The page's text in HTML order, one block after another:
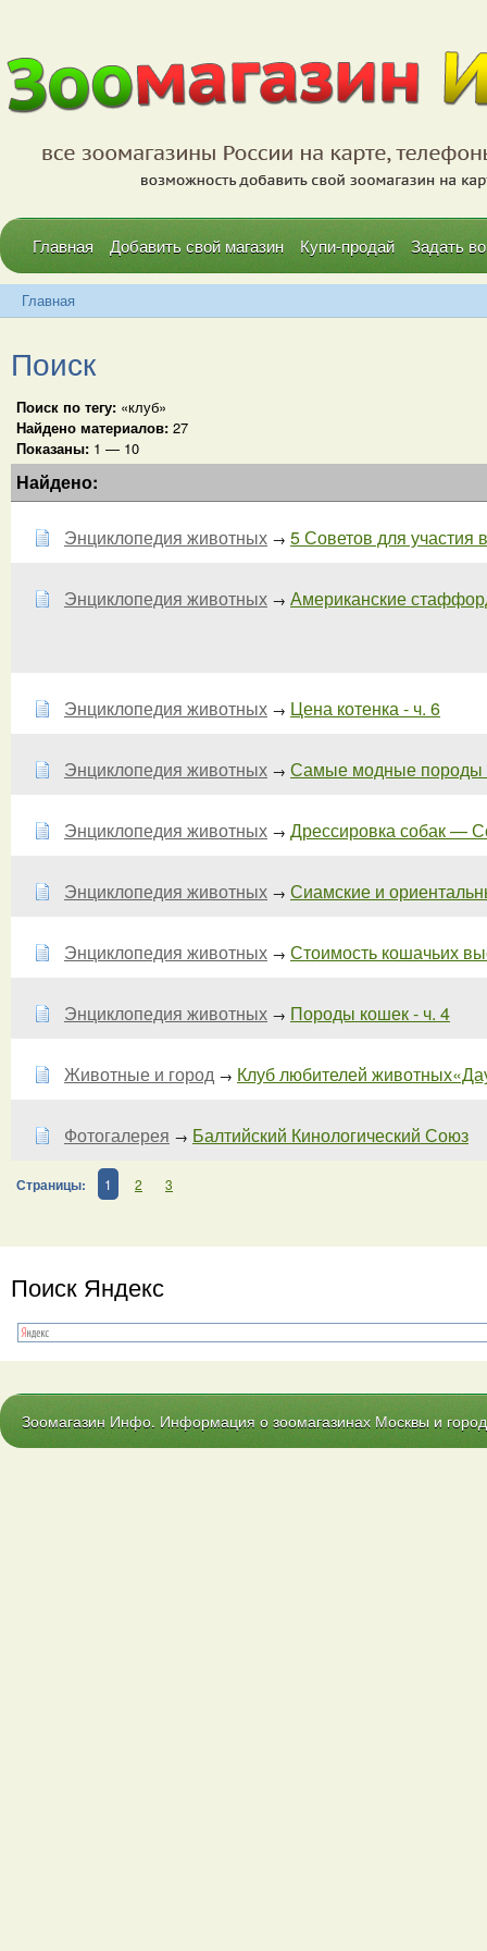
Главная Добавить свой магазин Купи-продай Задать
Главная
Поиск
Поиск по тегу: «клуб»
Найдено материалов: 27
Показаны: 1 — 10
Найдено:
Энциклопедия животных → 5 Советов для участия
Энциклопедия животных → Американские
Энциклопедия животных → Цена котенка - ч. 6
Энциклопедия животных → Самые модные породы
Энциклопедия животных → Дрессировка собак —
Энциклопедия животных → Сиамские и
Энциклопедия животных → Стоимость кошачьих
Энциклопедия животных → Породы кошек - ч. 4
Животные и город → Клуб любителей
Фотогалерея → Балтийский Кинологический Союз
Страницы: 1 2 3
Поиск Яндекс
Зоомагазин Инфо. Информация о зоомагазинах Москвы и